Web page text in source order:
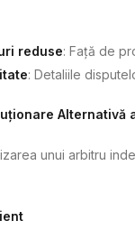
reduse: Față de
: Detaliile
Alternativă
unui arbitru